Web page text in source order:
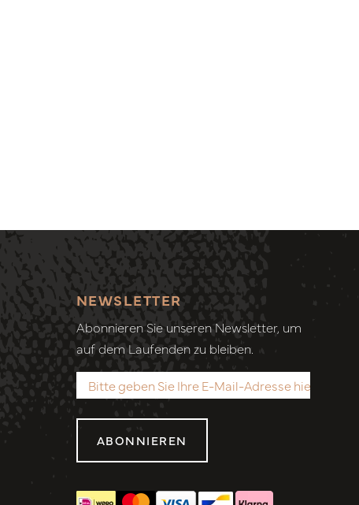
NEWSLETTER
Abonnieren Sie unseren Newsletter, um
auf dem Laufenden zu bleiben.
ABONNIEREN